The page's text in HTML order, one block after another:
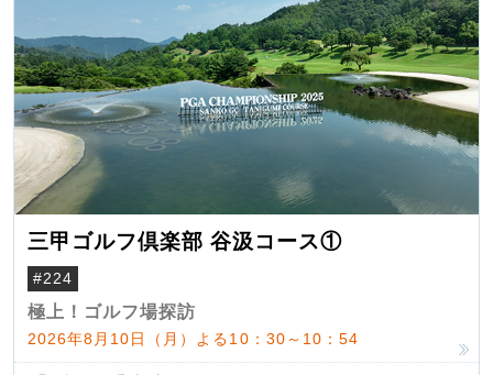
三甲ゴルフ倶楽部 谷汲コース①
#224
極上！ゴルフ場探訪
2026年8月10日（月）よる10：30～10：54